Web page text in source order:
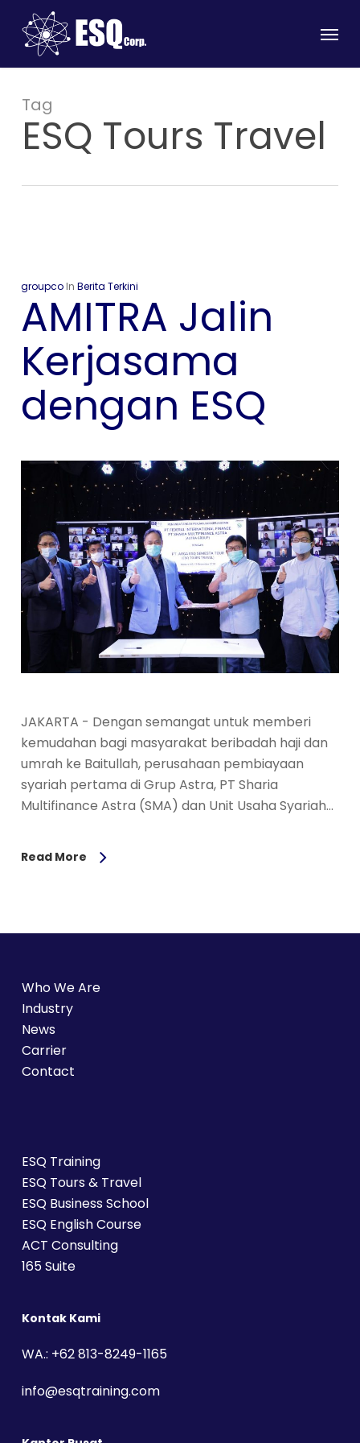
main
content
Menu
Tag
ESQ Tours Travel
groupco In Berita Terkini
AMITRA Jalin
Kerjasama
dengan ESQ
JAKARTA - Dengan semangat untuk memberi
kemudahan bagi masyarakat beribadah haji dan
umrah ke Baitullah, perusahaan pembiayaan
syariah pertama di Grup Astra, PT Sharia
Multifinance Astra (SMA) dan Unit Usaha Syariah…
Read More
Who We Are
Industry
News
Carrier
Contact
ESQ Training
ESQ Tours & Travel
ESQ Business School
ESQ English Course
ACT Consulting
165 Suite
Kontak Kami
WA.: +62 813-8249-1165
info@esqtraining.com